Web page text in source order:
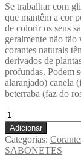
Se trabalhar com
que mantêm a cor
de colorir os seus
geralmente não tão
corantes naturais
derivados de
profundas. Podem
alaranjado) canela
beterraba (faz do
Adicionar
Categorias:
SABONETES